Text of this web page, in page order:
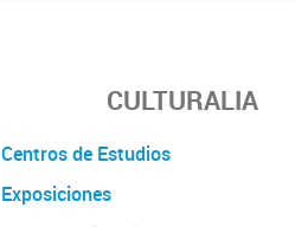
CULTURALIA
Centros de Estudios
Exposiciones